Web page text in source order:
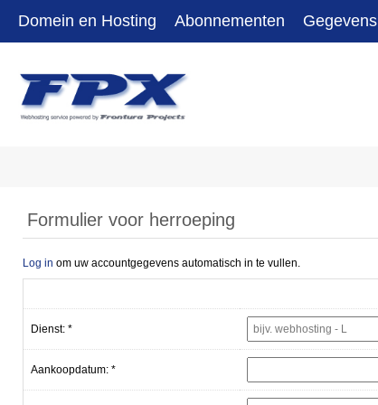
Domein en Hosting Abonnementen Gegevens
Formulier voor herroeping
Log in om uw accountgegevens automatisch in te vullen.
Dienst: *
Aankoopdatum: *